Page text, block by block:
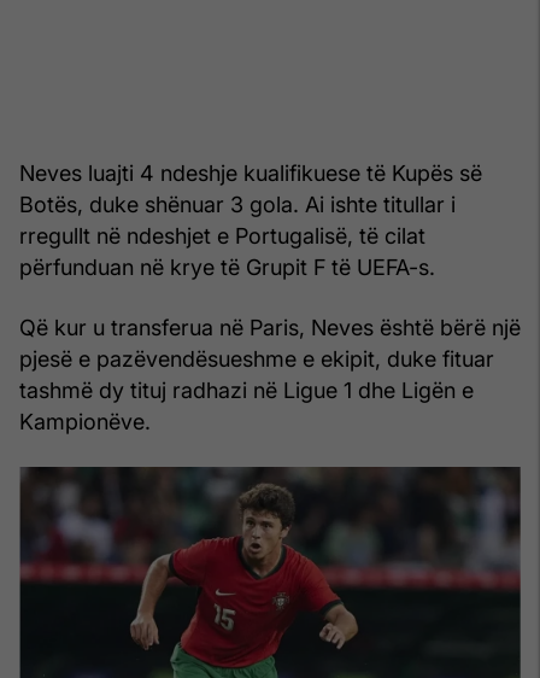
Neves luajti 4 ndeshje kualifikuese të Kupës së
Botës, duke shënuar 3 gola. Ai ishte titullar i
rregullt në ndeshjet e Portugalisë, të cilat
përfunduan në krye të Grupit F të UEFA-s.
Që kur u transferua në Paris, Neves është bërë një
pjesë e pazëvendësueshme e ekipit, duke fituar
tashmë dy tituj radhazi në Ligue 1 dhe Ligën e
Kampionëve.